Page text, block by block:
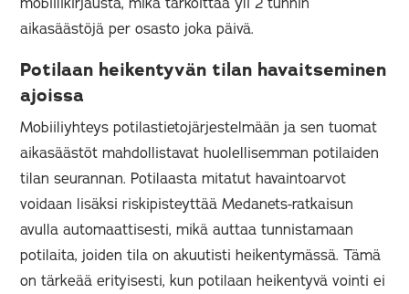
aikasäästöjä per osasto joka päivä.
Potilaan heikentyvän tilan havaitseminen
ajoissa
Mobiiliyhteys potilastietojärjestelmään ja sen tuomat
aikasäästöt mahdollistavat huolellisemman potilaiden
tilan seurannan. Potilaasta mitatut havaintoarvot
voidaan lisäksi riskipisteyttää Medanets-ratkaisun
avulla automaattisesti, mikä auttaa tunnistamaan
potilaita, joiden tila on akuutisti heikentymässä. Tämä
on tärkeää erityisesti, kun potilaan heikentyvä vointi ei